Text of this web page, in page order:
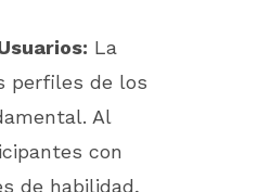
La
perfiles de los
Al
con
de habilidad,